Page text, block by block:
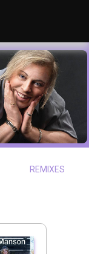
REMIXES